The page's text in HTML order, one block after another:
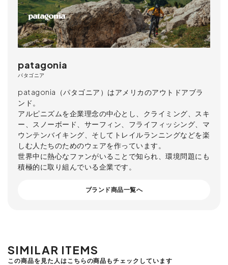
patagonia
パタゴニア
patagonia（パタゴニア）はアメリカのアウトドアブラ
ンド。
アルピニズムを企業理念の中心とし、クライミング、スキ
ー、スノーボード、サーフィン、フライフィッシング、マ
ウンテンバイキング、そしてトレイルランニングなどを楽
しむ人たちのためのウェアを作っています。
世界中に熱心なファンがいることで知られ、環境問題にも
積極的に取り組んでいる企業です。
ブランド商品一覧へ
SIMILAR ITEMS
この商品を見た人はこちらの商品もチェックしています